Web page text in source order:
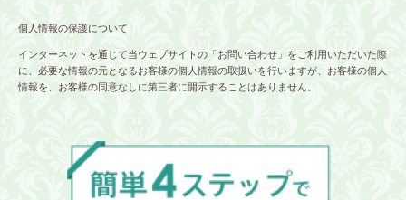
個人情報の保護について
インターネットを通じて当ウェブサイトの「お問い合わせ」をご利用いただいた際
に、必要な情報の元となるお客様の個人情報の取扱いを行いますが、お客様の個人
情報を、お客様の同意なしに第三者に開示することはありません。